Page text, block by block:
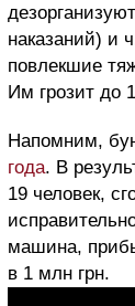
наказаний) и
повлекшие
Им грозит до
Напомним,
года. В
19 человек,
машина,
в 1 млн грн.